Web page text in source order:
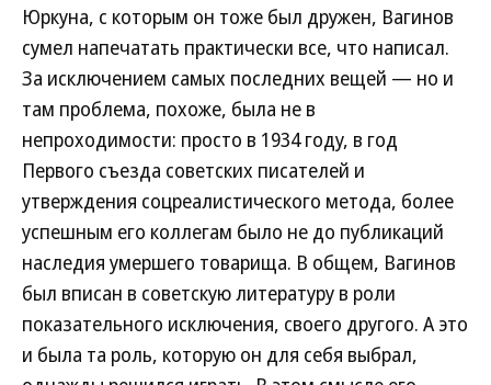
Юркуна, с которым он тоже был дружен, Вагинов
сумел напечатать практически все, что написал.
За исключением самых последних вещей — но и
там проблема, похоже, была не в
непроходимости: просто в 1934 году, в год
Первого съезда советских писателей и
утверждения соцреалистического метода, более
успешным его коллегам было не до публикаций
наследия умершего товарища. В общем, Вагинов
был вписан в советскую литературу в роли
показательного исключения, своего другого. А это
и была та роль, которую он для себя выбрал,